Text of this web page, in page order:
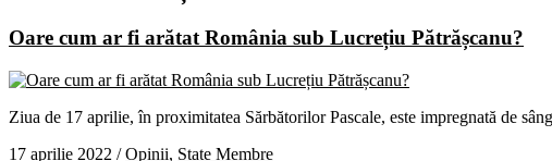
Oare cum ar fi arătat România sub Lucrețiu Pătrășcanu?
Ziua de 17 aprilie, în proximitatea Sărbătorilor Pascale, este impregnată de
17 aprilie 2022 /Opinii, State Membre